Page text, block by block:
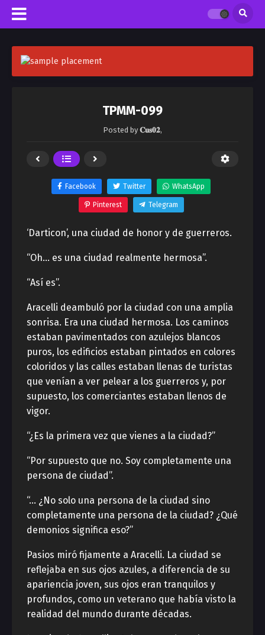
TPMM-099
Posted by 𝐂𝐮𝐬𝟎𝟐,
Facebook Twitter WhatsApp
Pinterest Telegram
‘Darticon’, una ciudad de honor y de guerreros.
“Oh… es una ciudad realmente hermosa”.
“Así es”.
Aracelli deambuló por la ciudad con una amplia
sonrisa. Era una ciudad hermosa. Los caminos
estaban pavimentados con azulejos blancos
puros, los edificios estaban pintados en colores
coloridos y las calles estaban llenas de turistas
que venían a ver pelear a los guerreros y, por
supuesto, los comerciantes estaban llenos de
vigor.
“¿Es la primera vez que vienes a la ciudad?”
“Por supuesto que no. Soy completamente una
persona de ciudad”.
“… ¿No solo una persona de la ciudad sino
completamente una persona de la ciudad? ¿Qué
demonios significa eso?”
Pasios miró fijamente a Aracelli. La ciudad se
reflejaba en sus ojos azules, a diferencia de su
apariencia joven, sus ojos eran tranquilos y
profundos, como un veterano que había visto la
realidad del mundo durante décadas.